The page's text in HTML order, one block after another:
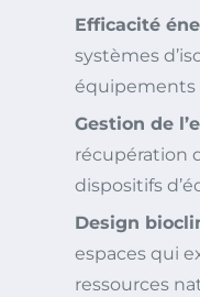
Efficacité
systèmes
équipements
Gestion de
récupération
dispositifs
Design
espaces qui
ressources